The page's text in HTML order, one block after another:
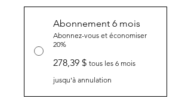
Abonnement 6 mois
Abonnez-vous et économiser
20%
278,39 $ tous les 6 mois
jusqu'à annulation